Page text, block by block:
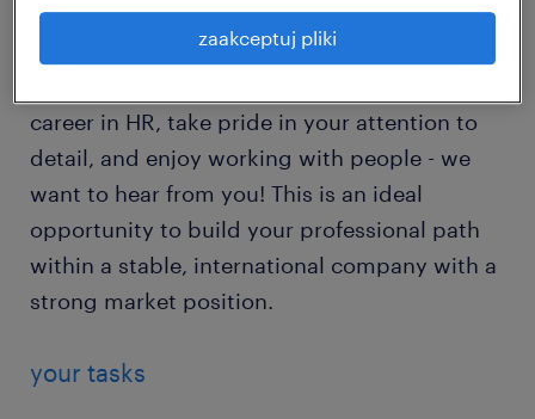
training programs.
career in HR, take pride in your attention to
detail, and enjoy working with people - we
want to hear from you! This is an ideal
opportunity to build your professional path
within a stable, international company with a
strong market position.
your tasks
zaakceptuj pliki